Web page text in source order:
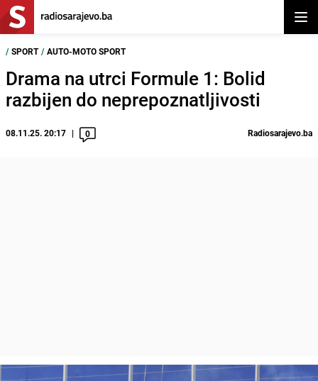
/ SPORT / AUTO-MOTO SPORT
Drama na utrci Formule 1: Bolid
razbijen do neprepoznatljivosti
08.11.25. 20:17 0 Radiosarajevo.ba